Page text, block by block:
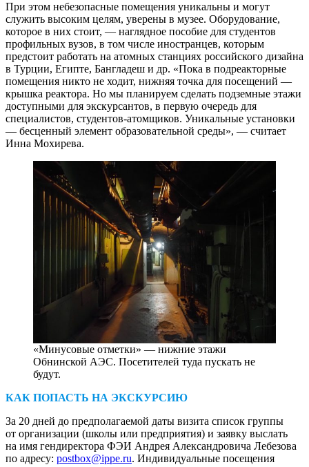
При этом небезопасные помещения уникальны и могут
служить высоким целям, уверены в музее. Оборудование,
которое в них стоит, — наглядное пособие для студентов
профильных вузов, в том числе иностранцев, которым
предстоит работать на атомных станциях российского дизайна
в Турции, Египте, Бангладеш и др. «Пока в подреакторные
помещения никто не ходит, нижняя точка для посещений —
крышка реактора. Но мы планируем сделать подземные этажи
доступными для экскурсантов, в первую очередь для
специалистов, студентов-атомщиков. Уникальные установки
— бесценный элемент образовательной среды», — считает
Инна Мохирева.
«Минусовые отметки» — нижние этажи
Обнинской АЭС. Посетителей туда пускать не
будут.
КАК ПОПАСТЬ НА ЭКСКУРСИЮ
За 20 дней до предполагаемой даты визита список группы
от организации (школы или предприятия) и заявку выслать
на имя гендиректора ФЭИ Андрея Александровича Лебезова
по адресу: postbox@ippe.ru. Индивидуальные посещения